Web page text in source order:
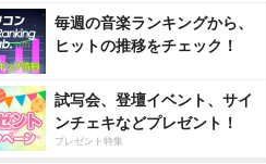
毎週の音楽ランキングから、
ヒットの推移をチェック！
試写会、登壇イベント、サイ
ンチェキなどプレゼント！
プレゼント特集